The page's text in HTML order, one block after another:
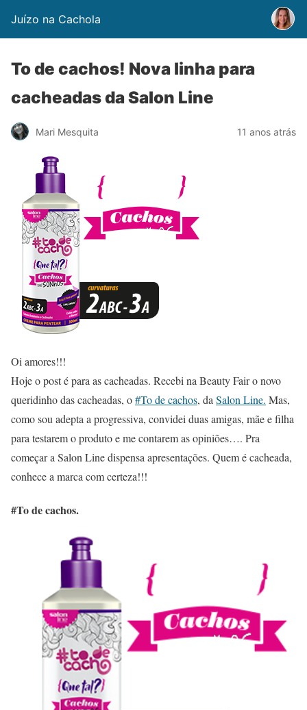
Juízo na Cachola
To de cachos! Nova linha para
cacheadas da Salon Line
Mari Mesquita 11 anos atrás
Oi amores!!!
Hoje o post é para as cacheadas. Recebi na Beauty Fair o novo
queridinho das cacheadas, o#To de cachos, da Salon Line. Mas,
como sou adepta a progressiva, convidei duas amigas, mãe e filha
para testarem o produto e me contarem as opiniões…. Pra
começar a Salon Line dispensa apresentações. Quem é cacheada,
conhece a marca com certeza!!!
#To de cachos.